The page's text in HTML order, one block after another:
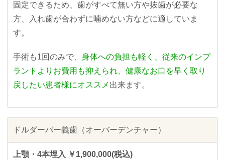
固定できるため、歯がすべて無い方や抜歯が必要な
方、入れ歯が合わずに噛めない方などに適していま
す。
手術も1回のみで、 身体への負担も軽く、従来のインプ
ラントよりお費用も抑えられ、健康なお口を早く取り
戻したい患者様にオススメ 出来ます。
ドルダーバー義歯（オーバーデンチャー）
上顎・4本埋入 ￥1,900,000(税込)